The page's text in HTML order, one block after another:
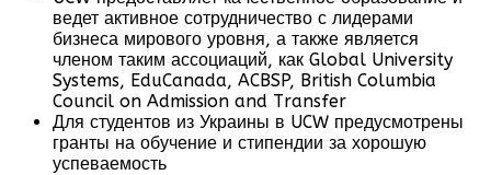
ведет активное сотрудничество с лидерами
бизнеса мирового уровня, а также является
членом таким ассоциаций, как Global University
Systems, EduCanada, ACBSP, British Columbia
Council on Admission and Transfer
Для студентов из Украины в UCW предусмотрены
гранты на обучение и стипендии за хорошую
успеваемость